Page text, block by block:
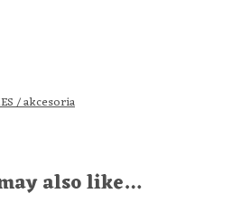
/ akcesoria
also like…